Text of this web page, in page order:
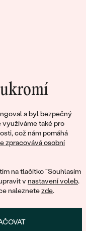
a byl bezpečný
využíváme také pro
což nám pomáhá
zpracovává osobní
na tlačítko "Souhlasím
v nastavení voleb.
naleznetezde.